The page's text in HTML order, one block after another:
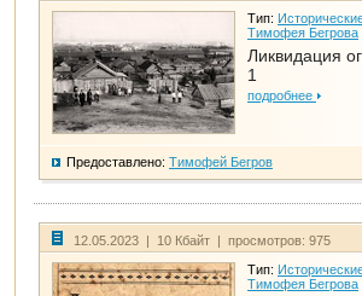
Тип:
Тимофея Бегрова
Ликвидация
1
подробнее
Предоставлено: Тимофей Бегров
12.05.2023 | 10 Кбайт | просмотров: 975
Тип:
Тимофея Бегрова